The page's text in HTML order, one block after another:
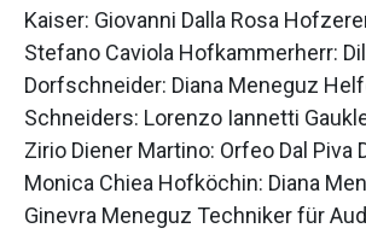
Kaiser: Giovanni Dalla Rosa
Stefano Caviola Hofkammerherr:
Dorfschneider: Diana Meneguz
Schneiders: Lorenzo Iannetti
Zirio Diener Martino: Orfeo Dal Piva
Monica Chiea Hofköchin: Diana
Ginevra Meneguz Techniker für